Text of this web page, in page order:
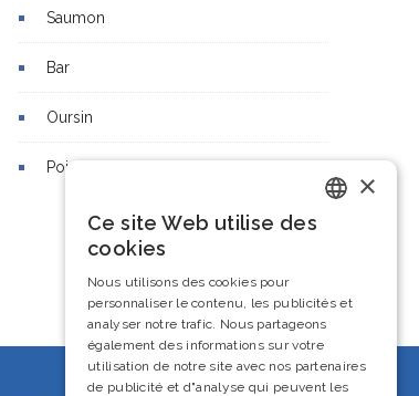
Saumon
Bar
Oursin
Poisson lune
×
Ce site Web utilise des
cookies
Nous utilisons des cookies pour
personnaliser le contenu, les publicités et
analyser notre trafic. Nous partageons
également des informations sur votre
utilisation de notre site avec nos partenaires
de publicité et d"analyse qui peuvent les